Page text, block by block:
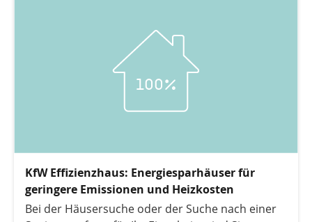
KfW Effizienzhaus: Energiesparhäuser für
geringere Emissionen und Heizkosten
Bei der Häusersuche oder der Suche nach einer